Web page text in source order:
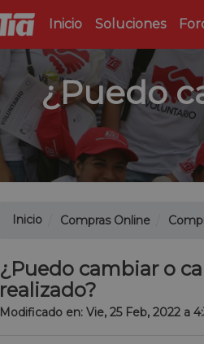
Inicio Soluciones
¿Puedo
Inicio Compras Online
¿Puedo cambiar o
realizado?
Modificado en: Vie, 25 Feb, 2022 a